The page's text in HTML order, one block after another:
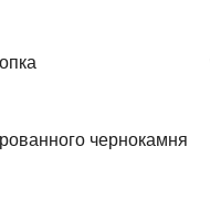
чернокамня